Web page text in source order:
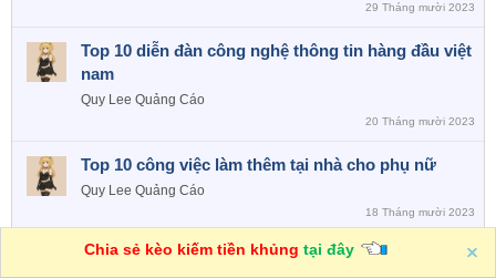
29 Tháng mười 2023
Top 10 diễn đàn công nghệ thông tin hàng đầu việt
nam
Quy Lee Quảng Cáo
20 Tháng mười 2023
Top 10 công việc làm thêm tại nhà cho phụ nữ
Quy Lee Quảng Cáo
18 Tháng mười 2023
Chia sẻ kèo kiếm tiền khủng tại đây